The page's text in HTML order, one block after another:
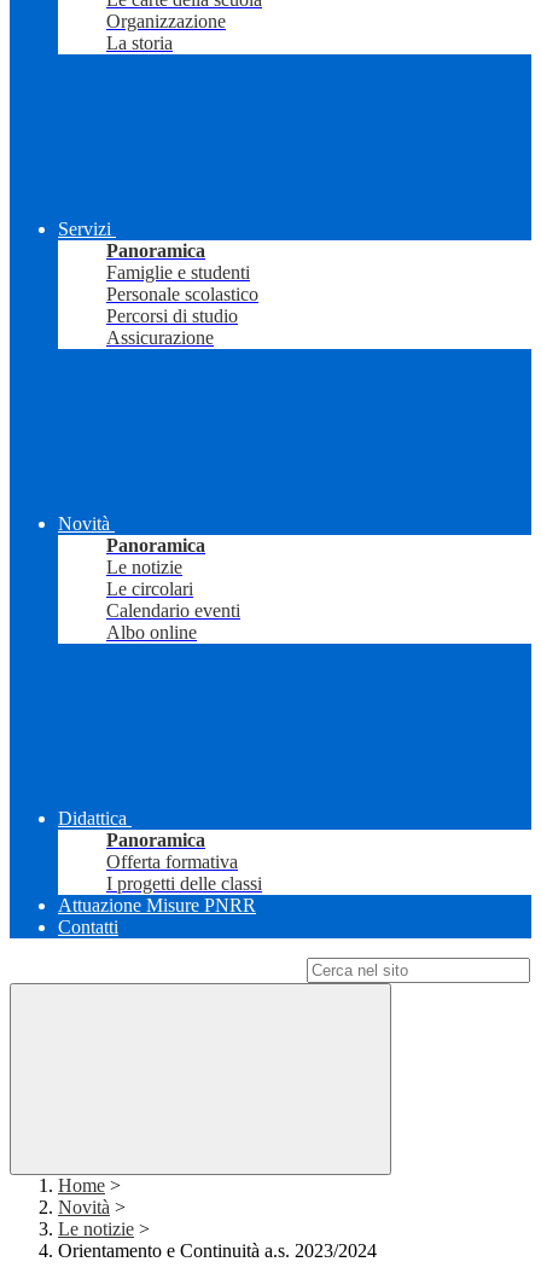
Organizzazione
La storia
Servizi
Panoramica
Famiglie e studenti
Personale scolastico
Percorsi di studio
Assicurazione
Novità
Panoramica
Le notizie
Le circolari
Calendario eventi
Albo online
Didattica
Panoramica
Offerta formativa
I progetti delle classi
Attuazione Misure PNRR
Contatti
Home >
Novità >
Le notizie >
Orientamento e Continuità a.s. 2023/2024